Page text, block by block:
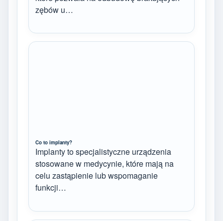
zębów u…
Co to implanty?
Implanty to specjalistyczne urządzenia
stosowane w medycynie, które mają na
celu zastąpienie lub wspomaganie
funkcji…